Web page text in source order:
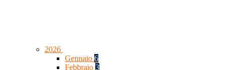
2026
Gennaio 6
Febbraio 3